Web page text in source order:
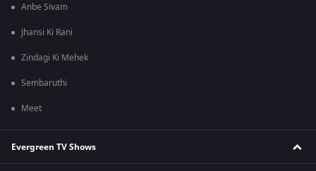
Anbe Sivam
Jhansi Ki Rani
Zindagi Ki Mehek
Sembaruthi
Meet
Evergreen TV Shows